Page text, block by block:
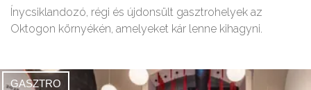
Ínycsiklandozó, régi és újdonsült gasztrohelyek az
Oktogon környékén, amelyeket kár lenne kihagyni.
GASZTRO